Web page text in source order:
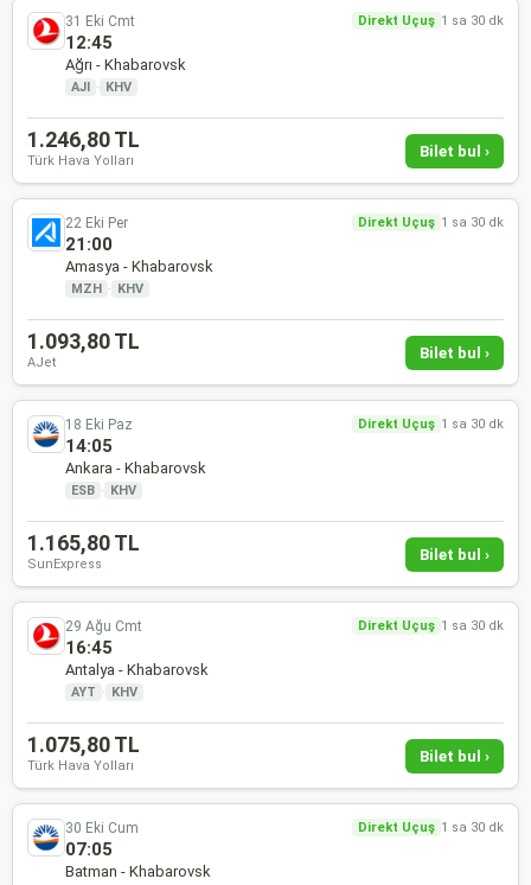
31 Eki Cmt Direkt Uçuş 1 sa 30 dk
12:45
Ağrı - Khabarovsk
AJI · KHV
1.246,80 TL
Türk Hava Yolları
Bilet bul ›
22 Eki Per Direkt Uçuş 1 sa 30 dk
21:00
Amasya - Khabarovsk
MZH · KHV
1.093,80 TL
AJet
Bilet bul ›
18 Eki Paz Direkt Uçuş 1 sa 30 dk
14:05
Ankara - Khabarovsk
ESB · KHV
1.165,80 TL
SunExpress
Bilet bul ›
29 Ağu Cmt Direkt Uçuş 1 sa 30 dk
16:45
Antalya - Khabarovsk
AYT · KHV
1.075,80 TL
Türk Hava Yolları
Bilet bul ›
30 Eki Cum Direkt Uçuş 1 sa 30 dk
07:05
Batman - Khabarovsk